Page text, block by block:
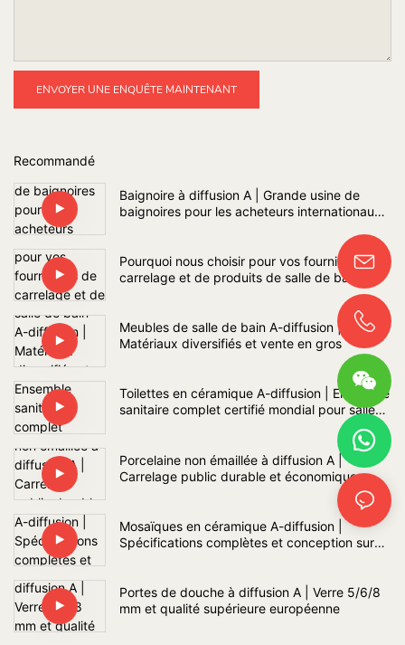
ENVOYER UNE ENQUÊTE MAINTENANT
Recommandé
Baignoire à diffusion A | Grande usine de
baignoires pour les acheteurs internationaux
Pourquoi nous choisir pour vos fournitures de
carrelage et de produits de salle de bain ?
Meubles de salle de bain A-diffusion |
Matériaux diversifiés et vente en gros
Toilettes en céramique A-diffusion | Ensemble
sanitaire complet certifié mondial pour salle
Porcelaine non émaillée à diffusion A |
Carrelage public durable et économique
Mosaïques en céramique A-diffusion |
Spécifications complètes et conception sur
Portes de douche à diffusion A | Verre 5/6/8
mm et qualité supérieure européenne